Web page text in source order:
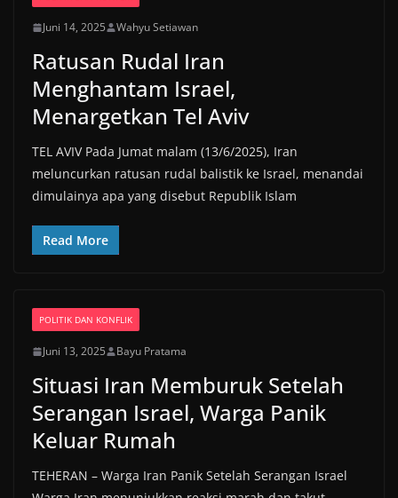
Juni 14, 2025 Wahyu Setiawan
Ratusan Rudal Iran
Menghantam Israel,
Menargetkan Tel Aviv
TEL AVIV Pada Jumat malam (13/6/2025), Iran
meluncurkan ratusan rudal balistik ke Israel, menandai
dimulainya apa yang disebut Republik Islam
Read More
POLITIK DAN KONFLIK
Juni 13, 2025 Bayu Pratama
Situasi Iran Memburuk Setelah
Serangan Israel, Warga Panik
Keluar Rumah
TEHERAN – Warga Iran Panik Setelah Serangan Israel